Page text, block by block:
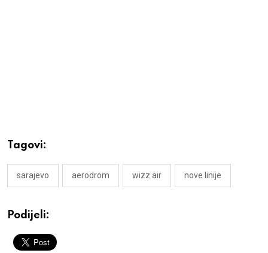
Tagovi:
sarajevo aerodrom wizz air nove linije
Podijeli: